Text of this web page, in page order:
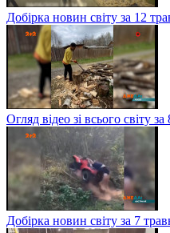
Добірка новин світу за 12
Огляд відео зі всього світу
Добірка новин світу за 7